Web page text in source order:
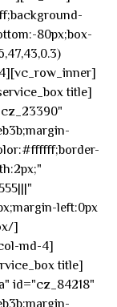
80px;box-
left:0px;"]
id="cz_84218"